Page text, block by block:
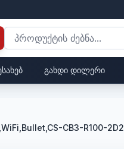
გახდი დილერი